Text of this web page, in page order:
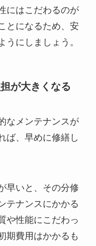
にはこだわるのが
とになるため、安
うにしましょう。
が大きくなる
なメンテナンスが
ば、早めに修繕し
早いと、その分修
テナンスにかかる
や性能にこだわっ
期費用はかかるも